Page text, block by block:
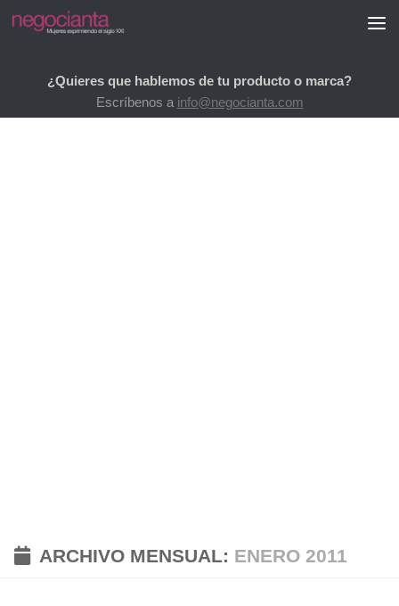
Saltar al contenido
¿Quieres que hablemos de tu producto o marca?
Escríbenos a info@negocianta.com
ARCHIVO MENSUAL: ENERO 2011